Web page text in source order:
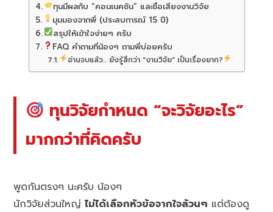
ทุนมีผลกับ “คอนเนคชัน” และชื่อเสียงงานวิจัย
มุมมองจากพี่ (ประสบการณ์ 15 ปี)
สรุปให้เข้าใจง่ายๆ ครับ
FAQ คำถามที่น้องๆ ถามพี่บ่อยครับ
อ่านจบแล้ว... ยังรู้สึกว่า "งานวิจัย" เป็นเรื่องยาก?
ทุนวิจัยกำหนด “จะวิจัยอะไร”
มากกว่าที่คิดครับ
พูดกันตรงๆ นะครับ น้องๆ
นักวิจัยส่วนใหญ่ไม่ได้เลือกหัวข้อจากใจล้วนๆ แต่ต้องดู